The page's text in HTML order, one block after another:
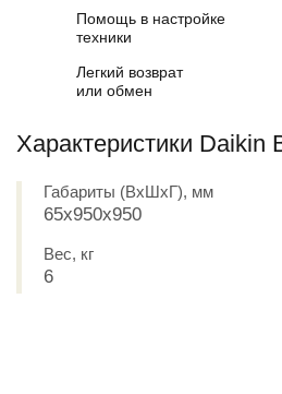
Помощь в настройке
техники
Легкий возврат
или обмен
Характеристики Daikin
Габариты (ВxШxГ), мм
65х950х950
Вес, кг
6